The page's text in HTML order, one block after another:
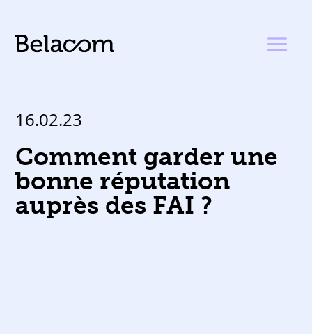
Comment garder une
bonne réputation
auprès des FAI ?
16.02.23